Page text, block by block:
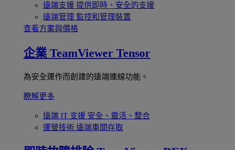
遠端支援 提供即時、安全的支援
遠端管理 監控和管理裝置
查看方案與價格
企業 TeamViewer Tensor
為安全運作而創建的遠端連線功能。
瞭解更多
遠端 IT 支援 安全、靈活、整合
運營技術 遠端車間存取